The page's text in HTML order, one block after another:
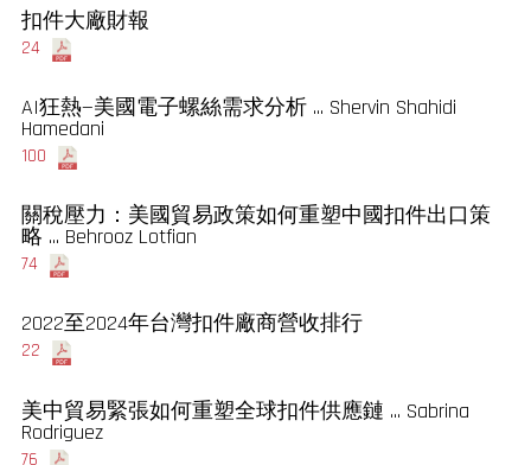
扣件大廠財報
24
AI狂熱—美國電子螺絲需求分析 ... Shervin Shahidi
Hamedani
100
關稅壓力：美國貿易政策如何重塑中國扣件出口策
略 ... Behrooz Lotfian
74
2022至2024年台灣扣件廠商營收排行
22
美中貿易緊張如何重塑全球扣件供應鏈 ... Sabrina
Rodriguez
76